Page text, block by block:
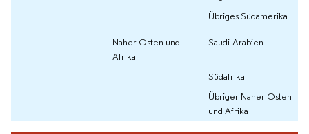
Übriges Südamerika
Naher Osten und
Afrika
Saudi-Arabien
Südafrika
Übriger Naher Osten
und Afrika